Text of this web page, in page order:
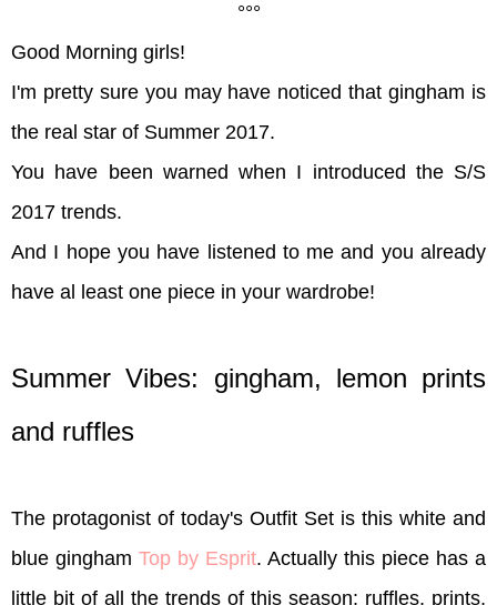
°°°
Good Morning girls!
I'm pretty sure you may have noticed that gingham is
the real star of Summer 2017.
You have been warned when I introduced the S/S
2017 trends.
And I hope you have listened to me and you already
have al least one piece in your wardrobe!
Summer Vibes: gingham, lemon prints
and ruffles
The protagonist of today's Outfit Set is this white and
blue gingham Top by Esprit. Actually this piece has a
little bit of all the trends of this season: ruffles, prints,